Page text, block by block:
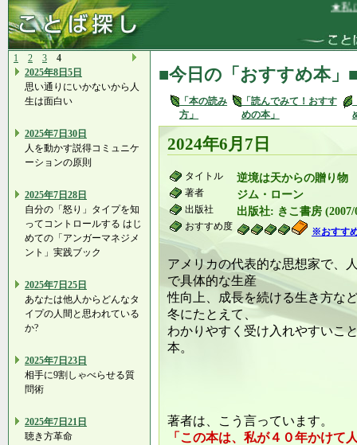
★私は、
1 2 3
4
2025年8日5日
思い通りにいかないから人
生は面白い
2025年7日30日
人を動かす説得コミュニケ
ーションの原則
2025年7日28日
自分の「怒り」タイプを知
ってコントロールする はじ
めての「アンガーマネジメ
ント」実践ブック
2025年7日25日
あなたは他人からどんなタ
イプの人間と思われている
か?
2025年7日23日
相手に9割しゃべらせる質
問術
2025年7日21日
聴き方革命
■今日の「おすすめ本」
「本の読み
方」
「読んでみて！おすす
めの本」
2024年6月7日
タイトル 逆境は天からの贈り物
著者 ジム・ローン
出版社 出版社: きこ書房 (2007/
おすすめ度 ※おすす
アメリカの代表的な思想家で、
で具体的な生産
性向上、成長を続ける生き方な
冬にたとえて、
わかりやすく受け入れやすいこ
本。
著者は、こう言っています。
「この本は、私が４０年かけて